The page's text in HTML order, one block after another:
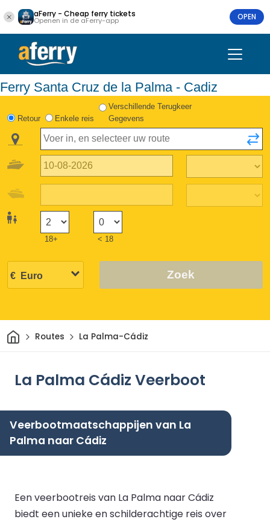
aFerry - Cheap ferry tickets
Openen in de aFerry-app OPEN
Ferry Santa Cruz de la Palma - Cadiz
Retour Enkele reis
Verschillende Terugkeer
Gegevens
18+ < 18
Zoek
ThuisRoutes La Palma-Cádiz
La Palma Cádiz Veerboot
Veerbootmaatschappijen van La
Palma naar Cádiz
Een veerbootreis van La Palma naar Cádiz
biedt een unieke en schilderachtige reis over